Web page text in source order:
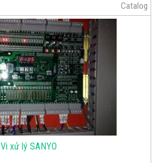
Catalog
Vi xử lý SANYO